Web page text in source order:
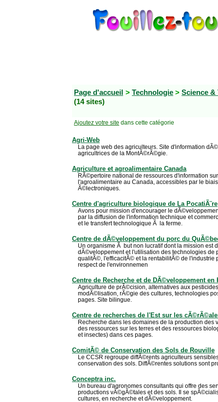
Page d'accueil > Technologie > Science &
(14 sites)
Ajoutez votre site dans cette catégorie
Agri-Web
La page web des agriculteurs. Site d'information
agricultrices de la MontÃ©rÃ©gie.
Agriculture et agroalimentaire Canada
RÃ©pertoire national de ressources d'information
l'agroalimentaire au Canada, accessibles par le
Ã©lectroniques.
Centre d'agriculture biologique de La PocatiÃ¨re
Avons pour mission d'encourager le
par la diffusion de l'information technique et
et le transfert technologique Ã la ferme.
Centre de dÃ©veloppement du porc du
Un organisme Ã but non lucratif dont la mission est
dÃ©veloppement et l'utilisation des technologies de
qualitÃ©, l'efficacitÃ© et la rentabilitÃ© de
respect de l'environnemen
Centre de Recherche et de DÃ©veloppement en
Agriculture de prÃ©cision, alternatives aux
modÃ©lisation, rÃ©gie des cultures, technologies
pages. Site bilingue.
Centre de recherches de l'Est sur les
Recherche dans les domaines de la production
des ressources sur les terres et des ressources
et insectes) dans ces pages.
ComitÃ© de Conservation des Sols de Rouville
Le CCSR regroupe diffÃ©rents agriculteurs
conservation des sols. DiffÃ©rentes solutions sont
Conceptra inc.
Un bureau d'agronomes consultants qui offre des
productions vÃ©gÃ©tales et des sols. Il se
cultures, en recherche et dÃ©veloppement.